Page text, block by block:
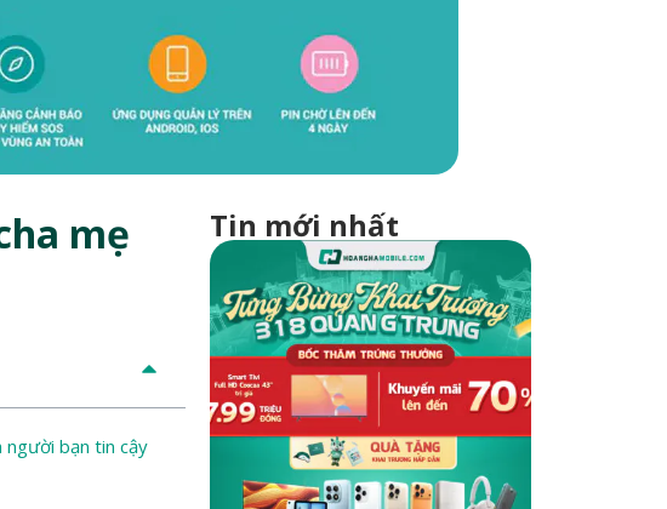
mẹ
bạn tin cậy
Tin mới nhất